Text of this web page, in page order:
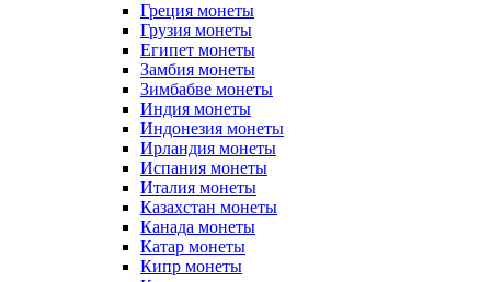
Греция монеты
Грузия монеты
Египет монеты
Замбия монеты
Зимбабве монеты
Индия монеты
Индонезия монеты
Ирландия монеты
Испания монеты
Италия монеты
Казахстан монеты
Канада монеты
Катар монеты
Кипр монеты